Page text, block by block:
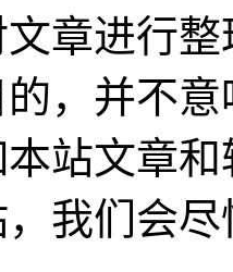
章进行
，并不
站文章
我们会